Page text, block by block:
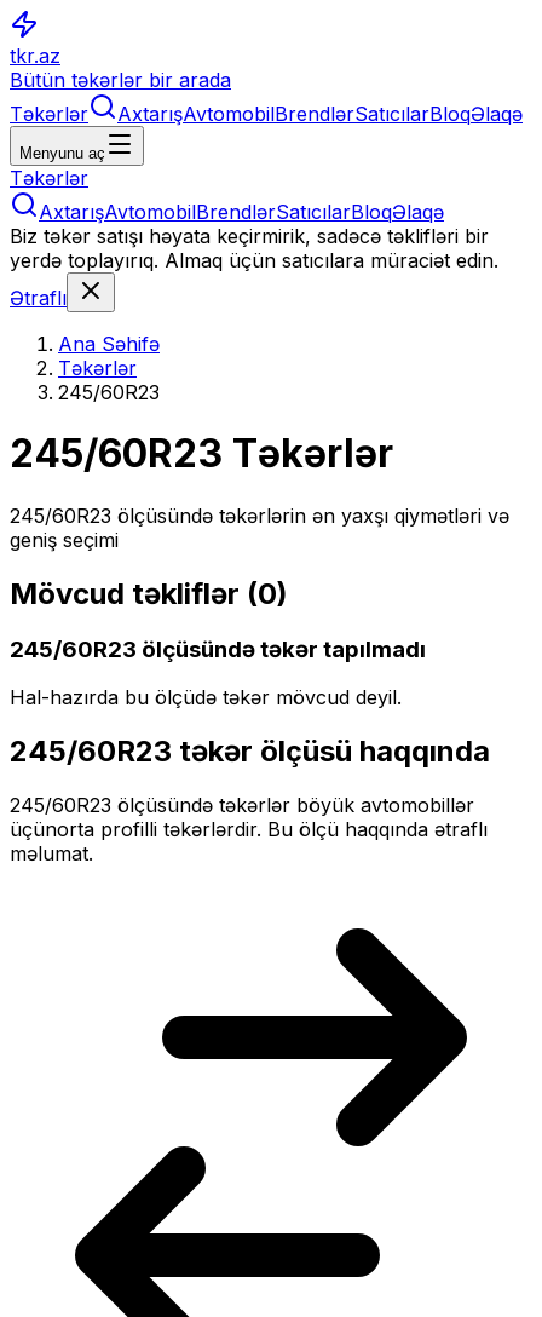
tkr.az
Bütün təkərlər bir arada
Təkərlər
AxtarışAvtomobilBrendlərSatıcılarBloqƏlaqə
Menyunu aç
Təkərlər
AxtarışAvtomobilBrendlərSatıcılarBloqƏlaqə
Biz təkər satışı həyata keçirmirik, sadəcə təklifləri bir
yerdə toplayırıq. Almaq üçün satıcılara müraciət edin.
Ətraflı
Ana Səhifə
Təkərlər
245/60R23
245/60R23 Təkərlər
245/60R23 ölçüsündə təkərlərin ən yaxşı qiymətləri və
geniş seçimi
Mövcud təkliflər (0)
245/60R23 ölçüsündə təkər tapılmadı
Hal-hazırda bu ölçüdə təkər mövcud deyil.
245/60R23 təkər ölçüsü haqqında
245/60R23 ölçüsündə təkərlər böyük avtomobillər
üçünorta profilli təkərlərdir. Bu ölçü haqqında ətraflı
məlumat.